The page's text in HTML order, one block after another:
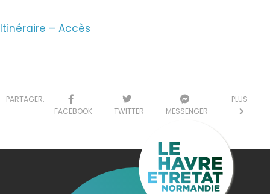
Itinéraire – Accès
PARTAGER:
FACEBOOK
TWITTER MESSENGER
PLUS